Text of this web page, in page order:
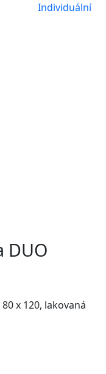
Individuální
DUO
x 120, lakovaná